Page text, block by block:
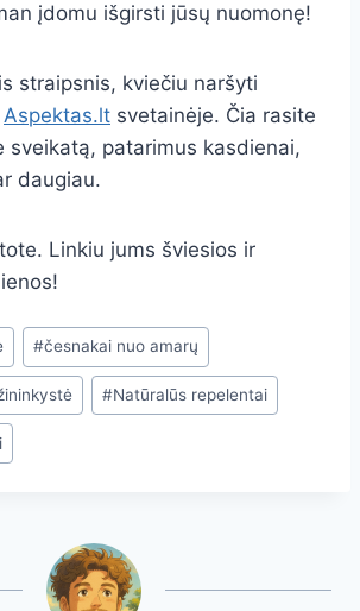
įdomu išgirsti jūsų nuomonę!
straipsnis, kviečiu naršyti
Aspektas.lt svetainėje. Čia rasite
sveikatą, patarimus kasdienai,
daugiau.
Linkiu jums šviesios ir
#česnakai nuo amarų
#Natūralūs repelentai